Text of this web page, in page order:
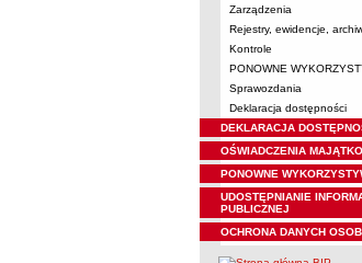
Zarządzenia
Rejestry, ewidencje,
Kontrole
PONOWNE
Sprawozdania
Deklaracja dostępności
DEKLARACJA
OŚWIADCZENIA
PONOWNE
UDOSTĘPNIANIE
PUBLICZNEJ
OCHRONA DANYCH